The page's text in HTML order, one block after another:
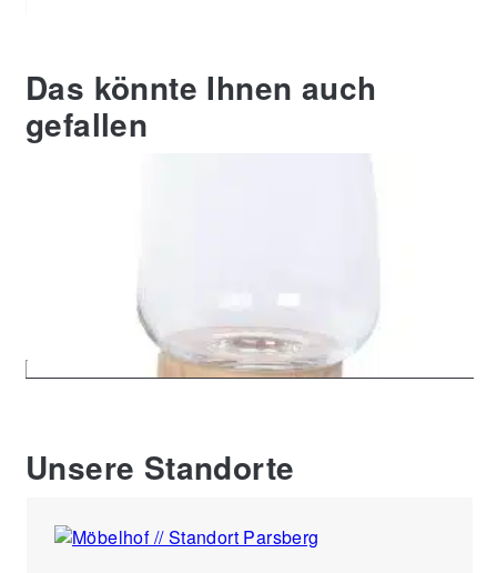
Das könnte Ihnen auch
gefallen
Unsere Standorte